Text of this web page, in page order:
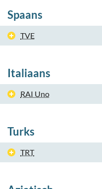
Spaans
TVE
Italiaans
RAI Uno
Turks
TRT